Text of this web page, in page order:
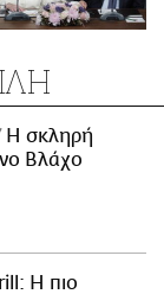
H σκληρή
Βλάχο
Η πιο